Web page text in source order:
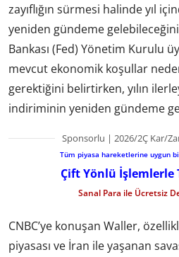
zayıflığın sürmesi halinde yıl
yeniden gündeme
Bankası (Fed) Yönetim Kurulu
mevcut ekonomik koşullar
gerektiğini belirtirken, yılın
indiriminin yeniden gündeme
Sponsorlu | 2026/2Ç Kar/
Tüm piyasa hareketlerine uygun
Çift Yönlü İşlemlerle
Sanal Para ile Ücretsiz
CNBC’ye konuşan Waller,
piyasası ve İran ile yaşanan